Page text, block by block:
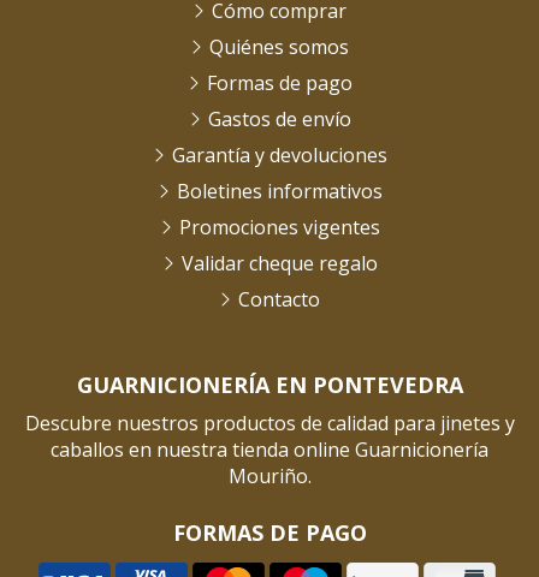
GUARNICIONERÍA EN PONTEVEDRA
Descubre nuestros productos de calidad para jinetes y
caballos en nuestra tienda online Guarnicionería
Mouriño.
FORMAS DE PAGO
Cómo comprar
Quiénes somos
Formas de pago
Gastos de envío
Garantía y devoluciones
Boletines informativos
Promociones vigentes
Validar cheque regalo
Contacto